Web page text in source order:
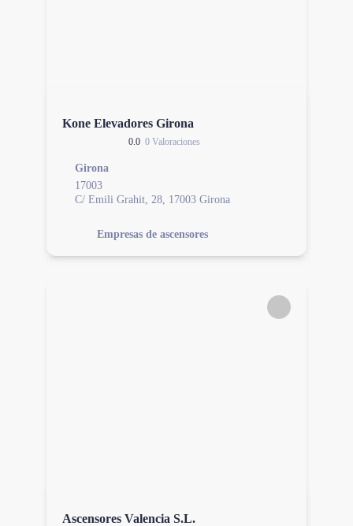
Kone Elevadores Girona
0.0 0 Valoraciones
Girona
17003
C/ Emili Grahit, 28, 17003 Girona
Empresas de ascensores
Ascensores Valencia S.L.